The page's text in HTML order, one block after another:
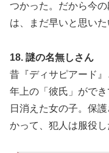
つかった。だから今
は、まだ早いと思いた
18. 謎の名無しさん
昔『ディサピアード
年上の「彼氏」がで
日消えた女の子。保
かって、犯人は服役し